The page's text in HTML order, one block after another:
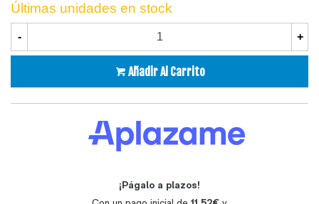
Últimas unidades en stock
- +
Añadir Al Carrito